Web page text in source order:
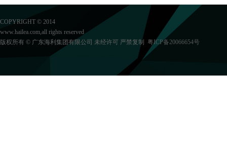
COPYRIGHT © 2014
www.hailea.com,all rights reserved
版权所有 © 广东海利集团有限公司 未经许可 严禁复制 粤ICP备20066654号